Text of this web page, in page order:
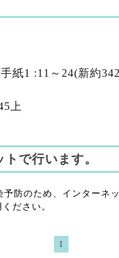
紙1 :11～24(新約
上
で行います。
防のため、インターネ
ださい。
1